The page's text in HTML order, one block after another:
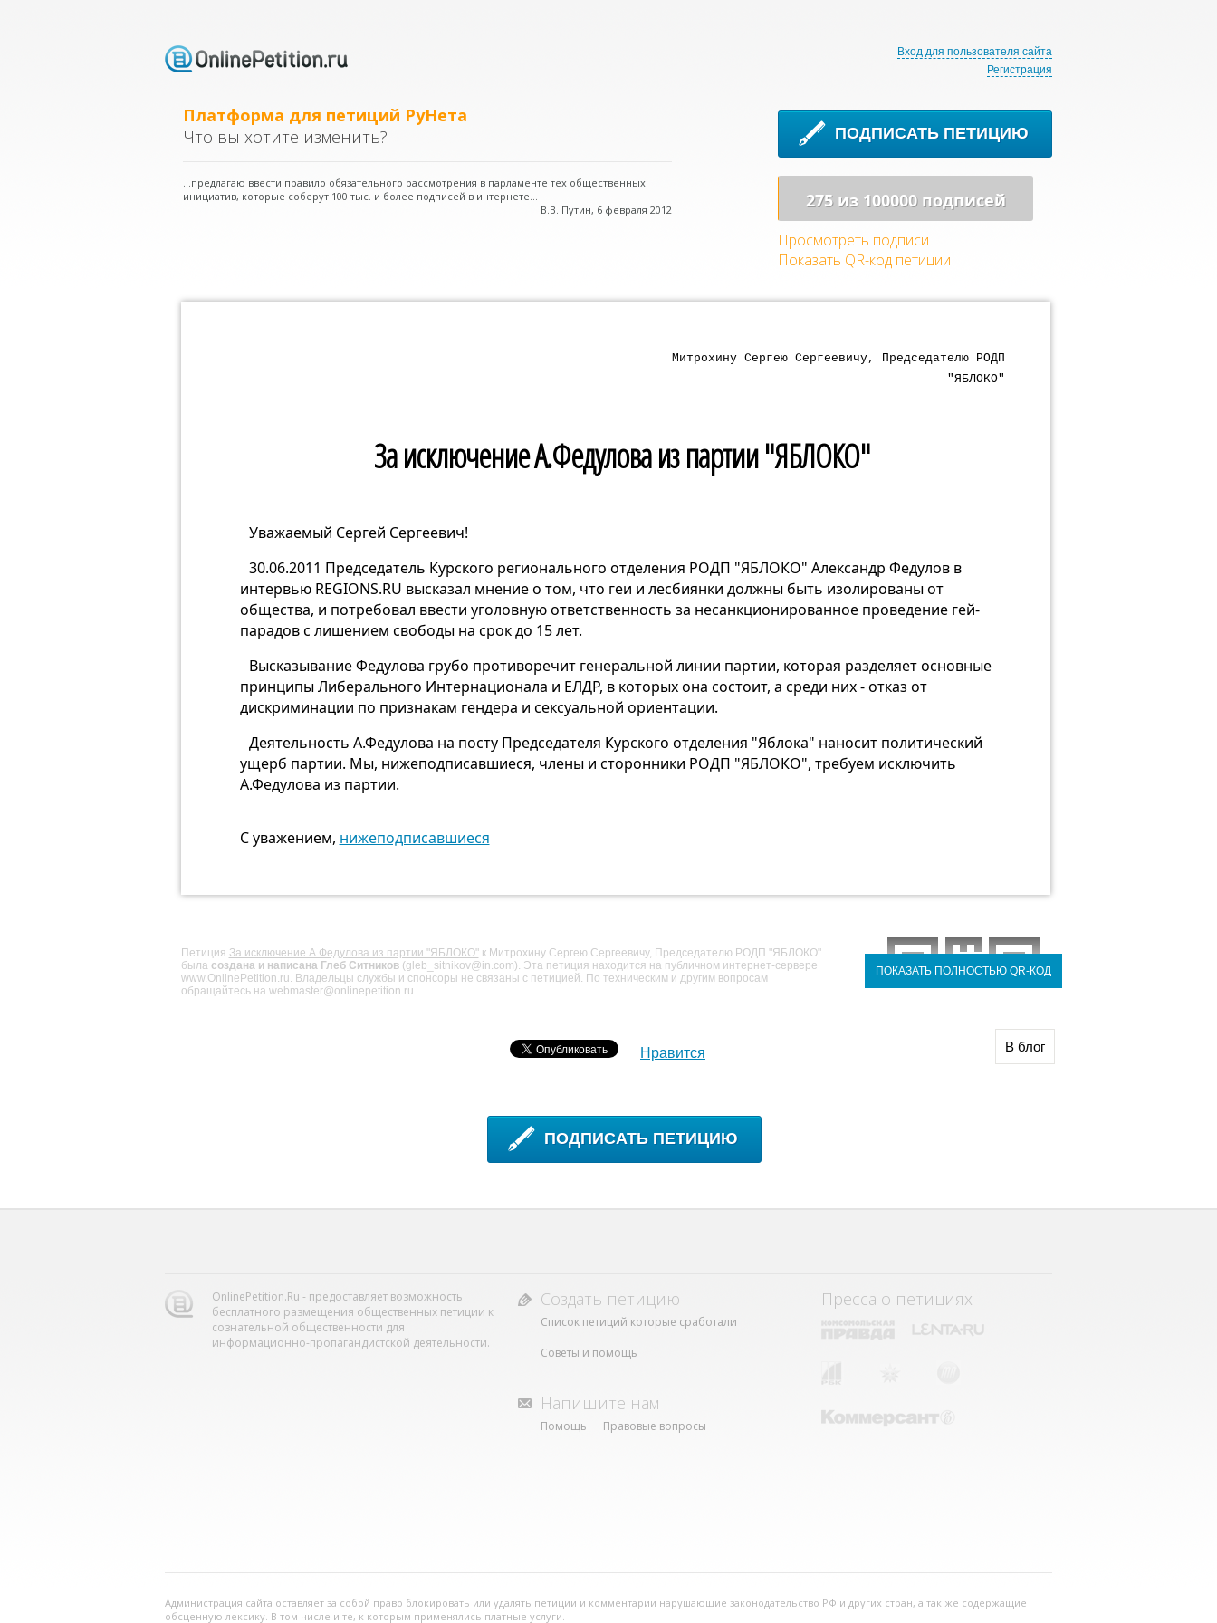
Вход для пользователя сайта
Регистрация
ПОДПИСАТЬ ПЕТИЦИЮ
275 из 100000 подписей
Просмотреть подписи
Показать QR-код петиции
Платформа для петиций РуНета
Что вы хотите изменить?
...предлагаю ввести правило обязательного рассмотрения в парламенте тех общественных
инициатив, которые соберут 100 тыс. и более подписей в интернете...
В.В. Путин, 6 февраля 2012
Митрохину Сергею Сергеевичу, Председателю РОДП
"ЯБЛОКО"
За исключение А.Федулова из партии "ЯБЛОКО"
Уважаемый Сергей Сергеевич!
30.06.2011 Председатель Курского регионального отделения РОДП "ЯБЛОКО" Александр Федулов в
интервью REGIONS.RU высказал мнение о том, что геи и лесбиянки должны быть изолированы от
общества, и потребовал ввести уголовную ответственность за несанкционированное проведение гей-
парадов с лишением свободы на срок до 15 лет.
Высказывание Федулова грубо противоречит генеральной линии партии, которая разделяет основные
принципы Либерального Интернационала и ЕЛДР, в которых она состоит, а среди них - отказ от
дискриминации по признакам гендера и сексуальной ориентации.
Деятельность А.Федулова на посту Председателя Курского отделения "Яблока" наносит политический
ущерб партии. Мы, нижеподписавшиеся, члены и сторонники РОДП "ЯБЛОКО", требуем исключить
А.Федулова из партии.
С уважением, нижеподписавшиеся
Петиция За исключение А.Федулова из партии "ЯБЛОКО"к Митрохину Сергею Сергеевичу, Председателю РОДП "ЯБЛОКО"
была создана и написана Глеб Ситников(gleb_sitnikov@in.com). Эта петиция находится на публичном интернет-сервере
www.OnlinePetition.ru. Владельцы службы и спонсоры не связаны с петицией. По техническим и другим вопросам
обращайтесь на webmaster@onlinepetition.ru
ПОКАЗАТЬ ПОЛНОСТЬЮ QR-КОД
Нравится
ПОДПИСАТЬ ПЕТИЦИЮ
OnlinePetition.Ru - предоставляет возможность
бесплатного размещения общественных петиции к
сознательной общественности для
информационно-пропагандистской деятельности.
Пресса о петициях
Создать петицию
Список петиций которые сработали
Советы и помощь
Напишите нам
Помощь Правовые вопросы
Администрация сайта оставляет за собой право блокировать или удалять петиции и комментарии нарушающие законодательство РФ и других стран, а так же содержащие
обсценную лексику. В том числе и те, к которым применялись платные услуги.